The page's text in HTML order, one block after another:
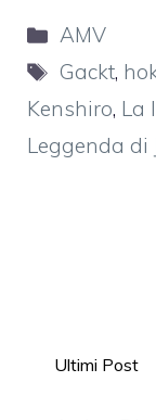
Categorie
AMV
Tag
Gackt,
Kenshiro, La
Leggenda di
Ultimi Post